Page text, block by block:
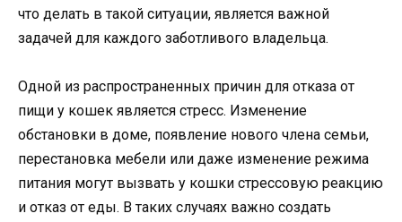
что делать в такой ситуации, является важной
задачей для каждого заботливого владельца.
Одной из распространенных причин для отказа от
пищи у кошек является стресс. Изменение
обстановки в доме, появление нового члена семьи,
перестановка мебели или даже изменение режима
питания могут вызвать у кошки стрессовую реакцию
и отказ от еды. В таких случаях важно создать